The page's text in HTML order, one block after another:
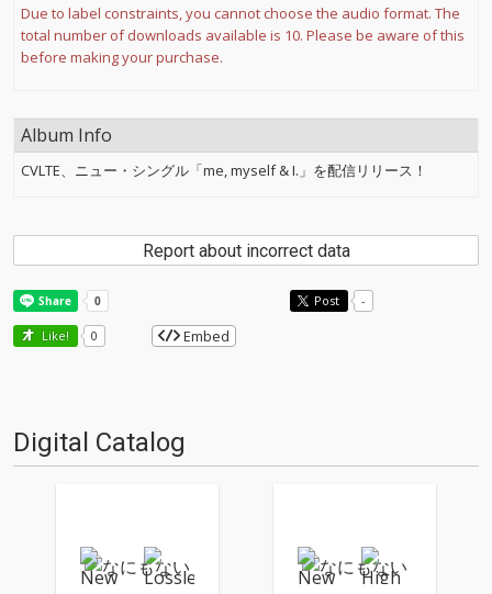
Due to label constraints, you cannot choose the audio format. The
total number of downloads available is 10. Please be aware of this
before making your purchase.
Album Info
CVLTE、ニュー・シングル「me, myself & I.」を配信リリース！
Report about incorrect data
Post -
Like! 0 Embed
Digital Catalog